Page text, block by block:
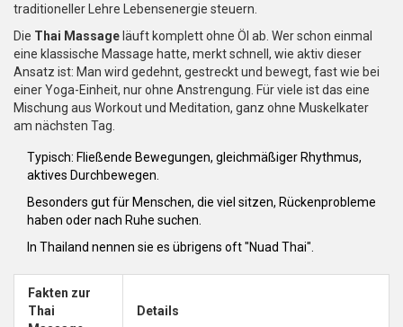
traditioneller Lehre Lebensenergie steuern.
Die Thai Massage läuft komplett ohne Öl ab. Wer schon einmal
eine klassische Massage hatte, merkt schnell, wie aktiv dieser
Ansatz ist: Man wird gedehnt, gestreckt und bewegt, fast wie bei
einer Yoga-Einheit, nur ohne Anstrengung. Für viele ist das eine
Mischung aus Workout und Meditation, ganz ohne Muskelkater
am nächsten Tag.
Typisch: Fließende Bewegungen, gleichmäßiger Rhythmus,
aktives Durchbewegen.
Besonders gut für Menschen, die viel sitzen, Rückenprobleme
haben oder nach Ruhe suchen.
In Thailand nennen sie es übrigens oft "Nuad Thai".
Fakten zur
Thai
Details